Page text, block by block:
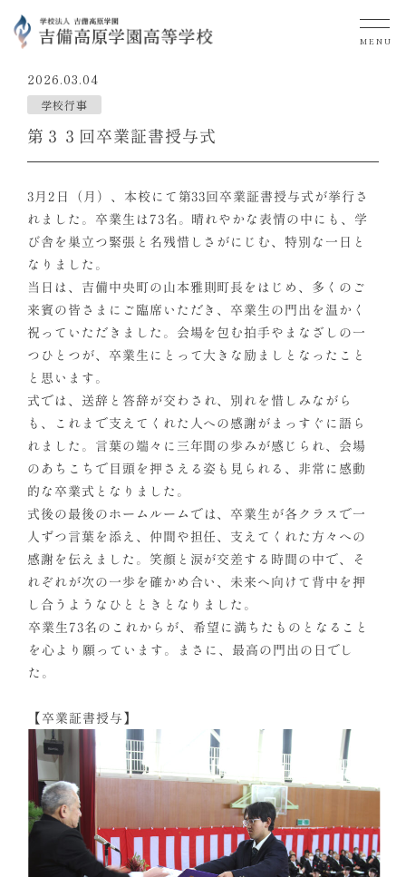
MENU
2026.03.04
学校行事
第３３回卒業証書授与式
3月2日（月）、本校にて第33回卒業証書授与式が挙行さ
れました。卒業生は73名。晴れやかな表情の中にも、学
び舎を巣立つ緊張と名残惜しさがにじむ、特別な一日と
なりました。
当日は、吉備中央町の山本雅則町長をはじめ、多くのご
来賓の皆さまにご臨席いただき、卒業生の門出を温かく
祝っていただきました。会場を包む拍手やまなざしの一
つひとつが、卒業生にとって大きな励ましとなったこと
と思います。
式では、送辞と答辞が交わされ、別れを惜しみながら
も、これまで支えてくれた人への感謝がまっすぐに語ら
れました。言葉の端々に三年間の歩みが感じられ、会場
のあちこちで目頭を押さえる姿も見られる、非常に感動
的な卒業式となりました。
式後の最後のホームルームでは、卒業生が各クラスで一
人ずつ言葉を添え、仲間や担任、支えてくれた方々への
感謝を伝えました。笑顔と涙が交差する時間の中で、そ
れぞれが次の一歩を確かめ合い、未来へ向けて背中を押
し合うようなひとときとなりました。
卒業生73名のこれからが、希望に満ちたものとなること
を心より願っています。まさに、最高の門出の日でし
た。
【卒業証書授与】